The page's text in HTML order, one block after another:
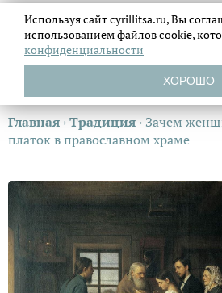
Главная ›Традиция › Зачем
платок в православном храме
Используя сайт cyrillitsa.ru, Вы
использованием файловcookie,
конфиденциальности
ХОРОШО